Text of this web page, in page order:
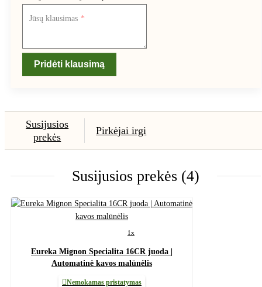
Jūsų klausimas
Pridėti klausimą
Susijusios
prekės
Pirkėjai irgi
Susijusios prekės (4)
1x
Eureka Mignon Specialita 16CR juoda |
Automatinė kavos malūnėlis
Nemokamas pristatymas